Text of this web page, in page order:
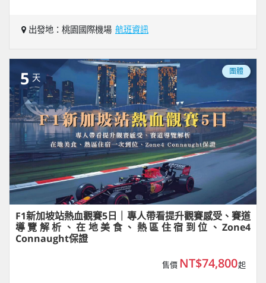
出發地：桃園國際機場 航班資訊
5 天
團體
F1新加坡站熱血觀賽5日｜專人帶看提升觀賽感受、賽道
導覽解析、在地美食、熱區住宿到位、Zone4
Connaught保證
售價 NT$74,800起